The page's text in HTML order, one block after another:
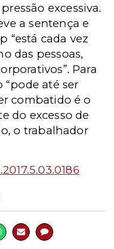
excessiva.
a sentença e
“está cada vez
das pessoas,
Para
“pode até ser
combatido é o
do excesso de
o trabalhador